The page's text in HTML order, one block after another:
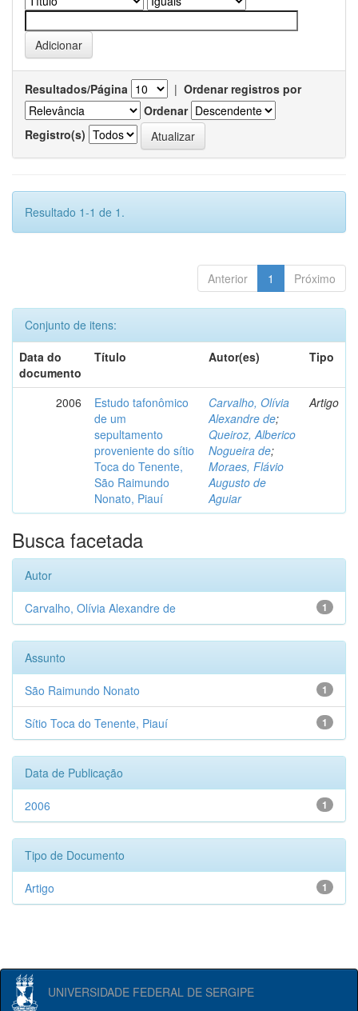
Resultados/Página | Ordenar registros por
Ordenar
Registro(s)
Resultado 1-1 de 1.
Anterior 1 Próximo
Conjunto de itens:
Data do
documento
Título Autor(es) Tipo
2006
Estudo tafonômico
de um
sepultamento
proveniente do sítio
Toca do Tenente,
São Raimundo
Nonato, Piauí
Carvalho, Olívia
Alexandre de;
Queiroz, Alberico
Nogueira de;
Moraes, Flávio
Augusto de
Aguiar
Artigo
Busca facetada
Autor
1
Carvalho, Olívia Alexandre de
Assunto
1
São Raimundo Nonato
1
Sítio Toca do Tenente, Piauí
Data de Publicação
1
2006
Tipo de Documento
1
Artigo
UNIVERSIDADE FEDERAL DE SERGIPE